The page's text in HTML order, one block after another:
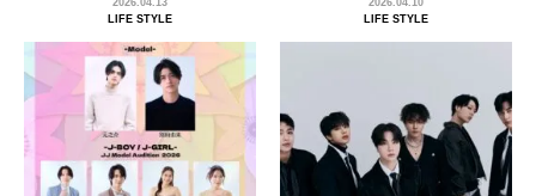
2026.04.13
LIFE STYLE
2026.04.10
LIFE STYLE